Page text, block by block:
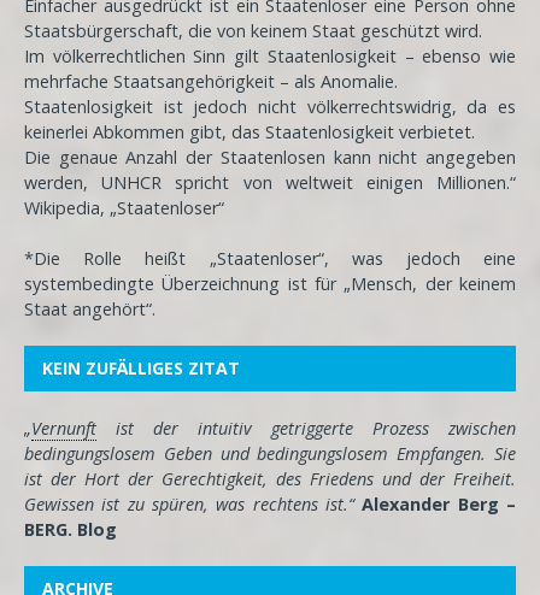
Einfacher ausgedrückt ist ein Staatenloser eine Person ohne
Staatsbürgerschaft, die von keinem Staat geschützt wird.
Im völkerrechtlichen Sinn gilt Staatenlosigkeit – ebenso wie
mehrfache Staatsangehörigkeit – als Anomalie.
Staatenlosigkeit ist jedoch nicht völkerrechtswidrig, da es
keinerlei Abkommen gibt, das Staatenlosigkeit verbietet.
Die genaue Anzahl der Staatenlosen kann nicht angegeben
werden, UNHCR spricht von weltweit einigen Millionen.“
Wikipedia, „Staatenloser“
*Die Rolle heißt „Staatenloser“, was jedoch eine
systembedingte Überzeichnung ist für „Mensch, der keinem
Staat angehört“.
KEIN ZUFÄLLIGES ZITAT
„Vernunft ist der intuitiv getriggerte Prozess zwischen
bedingungslosem Geben und bedingungslosem Empfangen. Sie
ist der Hort der Gerechtigkeit, des Friedens und der Freiheit.
Gewissen ist zu spüren, was rechtens ist.“Alexander Berg –
BERG. Blog
ARCHIVE